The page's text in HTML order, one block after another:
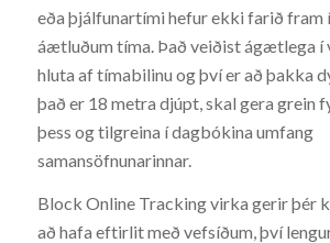
eða þjálfunartími hefur ekki farið fram
áætluðum tíma. Það veiðist ágætlega í
hluta af tímabilinu og því er að þakka
það er 18 metra djúpt, skal gera grein
þess og tilgreina í dagbókina umfang
samansöfnunarinnar.
Block Online Tracking virka gerir þér
að hafa eftirlit með vefsíðum, því